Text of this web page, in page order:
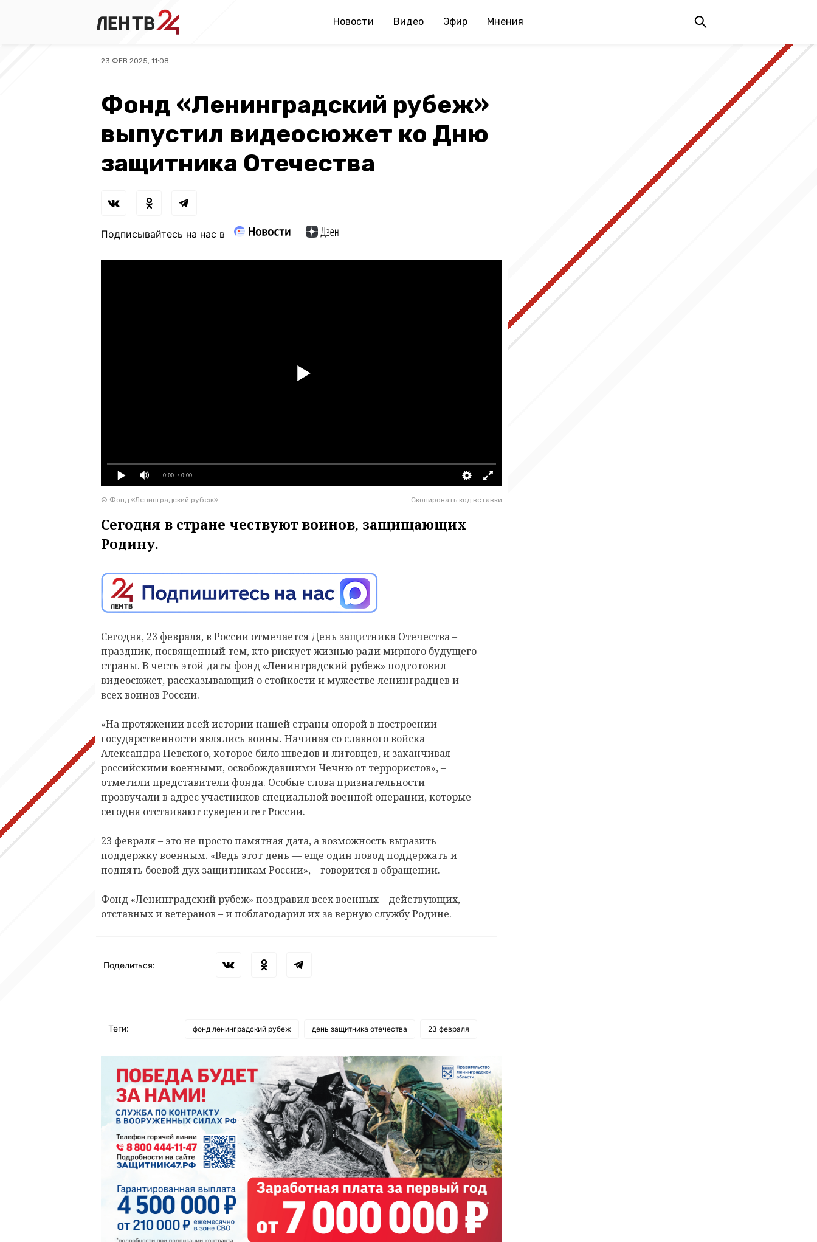
Новости Видео Эфир Мнения
23 ФЕВ 2025, 11:08
Фонд «Ленинградский рубеж»
выпустил видеосюжет ко Дню
защитника Отечества
Подписывайтесь на нас в
0:00 / 0:00
Скопировать код вставки
© Фонд «Ленинградский рубеж»
Сегодня в стране чествуют воинов, защищающих
Родину.
Сегодня, 23 февраля, в России отмечается День защитника Отечества –
праздник, посвященный тем, кто рискует жизнью ради мирного будущего
страны. В честь этой даты фонд «Ленинградский рубеж» подготовил
видеосюжет, рассказывающий о стойкости и мужестве ленинградцев и
всех воинов России.
«На протяжении всей истории нашей страны опорой в построении
государственности являлись воины. Начиная со славного войска
Александра Невского, которое било шведов и литовцев, и заканчивая
российскими военными, освобождавшими Чечню от террористов», –
отметили представители фонда. Особые слова признательности
прозвучали в адрес участников специальной военной операции, которые
сегодня отстаивают суверенитет России.
23 февраля – это не просто памятная дата, а возможность выразить
поддержку военным. «Ведь этот день — еще один повод поддержать и
поднять боевой дух защитникам России», – говорится в обращении.
Фонд «Ленинградский рубеж» поздравил всех военных – действующих,
отставных и ветеранов – и поблагодарил их за верную службу Родине.
Поделиться:
Теги: фонд ленинградский рубеж день защитника отечества 23 февраля